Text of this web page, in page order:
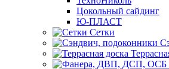
Цокольный сайдинг
Ю-ПЛАСТ
Сетки